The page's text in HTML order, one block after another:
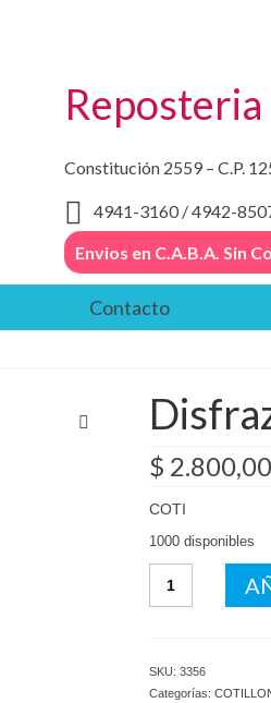
Constitución 2559 – C.P.
4941-3160 / 4942-
Envios en C.A.B.A. Sin
Contacto
$ 2.800,00
COTI
1000 disponibles
Patrios
SKU: 3356
Categorías: